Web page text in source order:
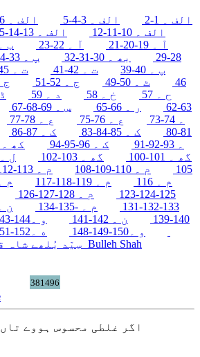
الف ۔ 1-2
الف ۔ 3-4-5 الف ۔ 6
الف ۔ 10-11-12
الف ۔ 13-14-15
آ ۔ 19-20-21
آ ۔ 22-23 ب ۔ 24-25-26
28-29
بھ ۔ 30-31-32 پ ۔ 33-34-35
پ ۔ 40-39
ت ۔ 42-41 ت ۔ 45-44-43
46
ٹ ۔ 50-49 ج ۔ 52-51 ج ۔
ح ۔ 57
خ ۔ 58 د ۔ 59
63-62
ر ۔ 66-65 س ۔ 69-68-67
ع ۔ 76-75 ع ۔ 78-77
81-80
ک ۔ 85-84-83 ک ۔ 87-86
ک ۔ 96-95-94 کھ ۔ 97
گھ ۔ 101-100
گھ ۔ 103-102 ل ۔ 104
105
م ۔ 110-109-108 م ۔ 113-112-111
م ۔ 116
م ۔ 119-118-117 م ۔ 122-121-120
125-124-123
م ۔ 128-127-126
133-132-131
م ۔ -135-134 ن ۔ 138-137-136
140-139
ن ۔ 142-141 و ۔144-143
و ۔150-149-148
ه ۔152-151
Bulleh Shah
381496